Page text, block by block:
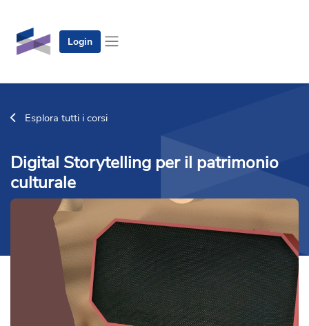
Login
Esplora tutti i corsi
Digital Storytelling per il patrimonio
culturale